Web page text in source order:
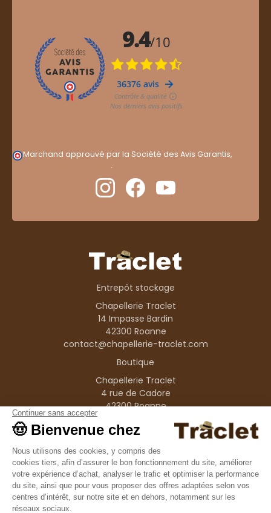
Marchand approuvé par la Société des Avis Garantis,
.
Entrepôt stockage
Chapellerie Traclet
14 Impasse Bardin
42300 Roanne
contact@chapellerie-traclet.com
Boutique
Chapellerie Traclet
4 rue de Cadore
42300 Roanne
Produits
Nos marques